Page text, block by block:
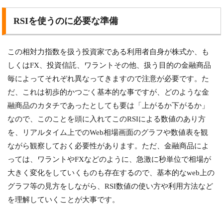
RSIを使うのに必要な準備
この相対力指数を扱う投資家である利用者自身が株式か、も
しくはFX、投資信託、ワラントその他、扱う目的の金融商品
毎によってそれぞれ異なってきますので注意が必要です。た
だ、これは初歩的かつごく基本的な事ですが、どのような金
融商品のカタチであったとしても要は「上がるか下がるか」
なので、このことを頭に入れてこのRSIによる数値のあり方
を、リアルタイム上でのWeb相場画面のグラフや数値表を観
ながら観察しておく必要性があります。ただ、金融商品によ
っては、ワラントやFXなどのように、急激に秒単位で相場が
大きく変化をしていくものも存在するので、基本的なweb上の
グラフ等の見方をしながら、RSI数値の使い方や利用方法など
を理解していくことが大事です。